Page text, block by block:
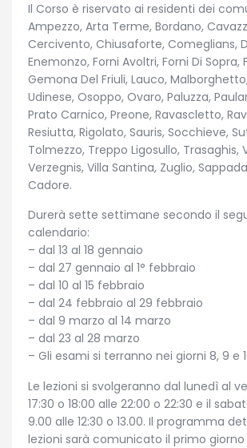
Il Corso è riservato ai residenti dei
Ampezzo, Arta Terme, Bordano,
Cercivento, Chiusaforte, Comeglians,
Enemonzo, Forni Avoltri, Forni Di Sopra,
Gemona Del Friuli, Lauco,
Udinese, Osoppo, Ovaro, Paluzza,
Prato Carnico, Preone, Ravascletto,
Resiutta, Rigolato, Sauris, Socchieve,
Tolmezzo, Treppo Ligosullo, Trasaghis,
Verzegnis, Villa Santina, Zuglio,
Cadore.
Durerà sette settimane secondo il
calendario:
– dal 13 al 18 gennaio
– dal 27 gennaio al 1° febbraio
– dal 10 al 15 febbraio
– dal 24 febbraio al 29 febbraio
– dal 9 marzo al 14 marzo
– dal 23 al 28 marzo
– Gli esami si terranno nei giorni 8, 9 e
Le lezioni si svolgeranno dal lunedì al
17:30 o 18:00 alle 22:00 o 22:30 e il
9.00 alle 12:30 o 13.00. Il programma
lezioni sarà comunicato il primo giorno